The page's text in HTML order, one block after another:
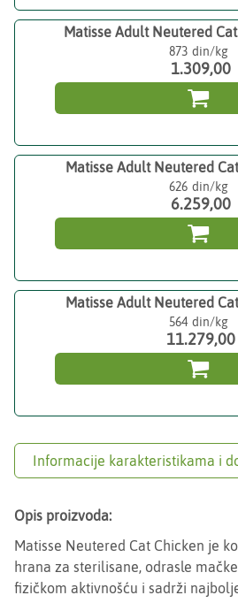
Matisse Adult Neutered
873
1.309,00

Matisse Adult Neutered
626
6.259,00

Matisse Adult Neutered
564
11.279,00

Informacije karakteristikama i
Opis proizvoda:
Matisse Neutered Cat Chicken je
hrana za sterilisane, odrasle
fizičkom aktivnošću i sadrži